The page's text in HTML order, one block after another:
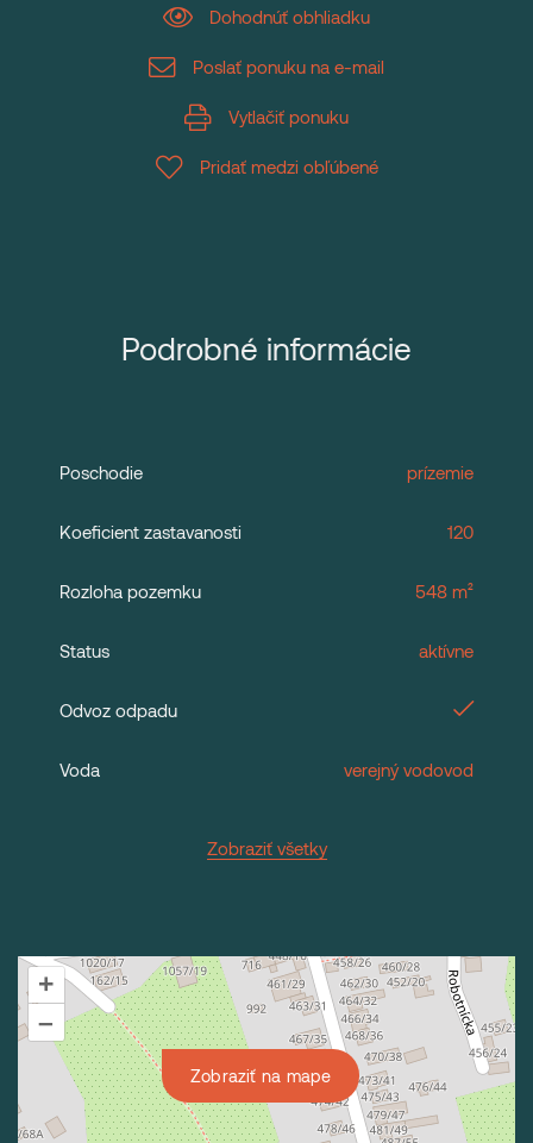
Dohodnúť obhliadku
Poslať ponuku na e-mail
Vytlačiť ponuku
Pridať medzi obľúbené
Podrobné informácie
Poschodie prízemie
Koeficient zastavanosti 120
Rozloha pozemku 548 m²
Status aktívne
Odvoz odpadu
Voda verejný vodovod
Zobraziť všetky
Zobraziť na mape
+
–